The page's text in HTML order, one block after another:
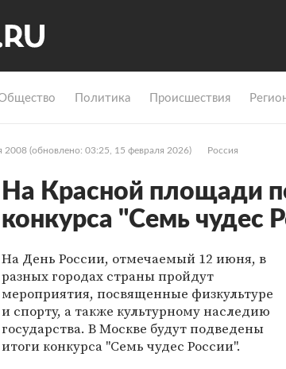
Политика Происшествия
2008 (обновлено: 03:25, 15 февраля 2026) Россия
На Красной площади
конкурса "Семь чудес
На День России, отмечаемый 12 июня, в
разных городах страны пройдут
мероприятия, посвященные физкультуре
и спорту, а также культурному наследию
государства. В Москве будут подведены
итоги конкурса "Семь чудес России".